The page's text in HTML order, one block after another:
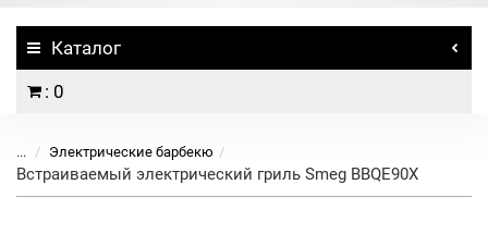
Каталог
: 0
... Электрические барбекю
Встраиваемый электрический гриль Smeg BBQE90X